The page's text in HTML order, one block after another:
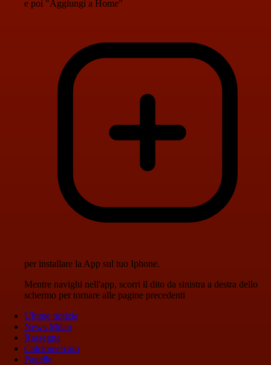
e poi "Aggiungi a Home"
per installare la App sul tuo Iphone.
Mentre navighi nell'app, scorri il dito da sinistra a destra dello
schermo per tornare alle pagine precedenti
Ultime notizie
News Milan
Rassegna
Calciomercato
Pagelle